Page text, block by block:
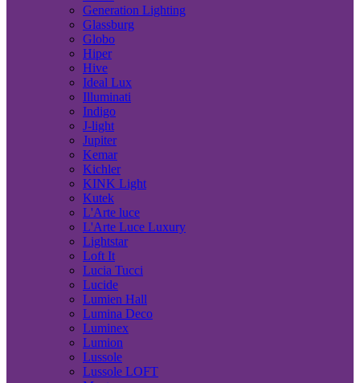
Generation Lighting
Glassburg
Globo
Hiper
Hive
Ideal Lux
Illuminati
Indigo
J-light
Jupiter
Kemar
Kichler
KINK Light
Kutek
L'Arte luce
L'Arte Luce Luxury
Lightstar
Loft It
Lucia Tucci
Lucide
Lumien Hall
Lumina Deco
Luminex
Lumion
Lussole
Lussole LOFT